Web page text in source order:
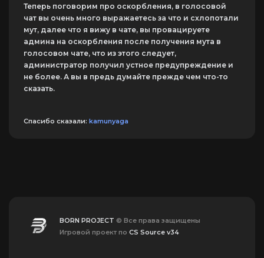
Теперь поговорим про оскорбления, в голосовой
чат вы очень много выражаетесь за что и схлопотали
мут, далее что я вижу в чате, вы провацируете
админа на оскорбления после получения мута в
голосовом чате, что из этого следует,
администратор получил устное предупреждение и
не более. А вы в предь думайте прежде чем что-то
сказать.
Спасибо сказали: kamunyaga
BORN PROJECT © Все права защищены
Игровой проект по CS Source v34